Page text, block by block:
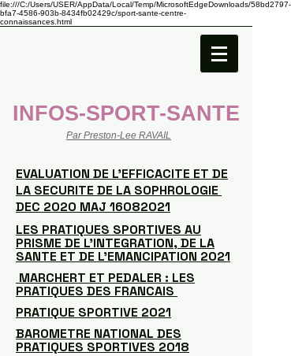
file:///C:/Users/USER/AppData/Local/Temp/MicrosoftEdgeDownloads/58bd2797-
bfa7-4586-903b-8434fb02429c/sport-sante-centre-
connaissances.html
INFOS-SPORT-SANTE
Par Preston-Lee RAVAIL
EVALUATION DE L'EFFICACITE ET DE
LA SECURITE DE LA SOPHROLOGIE
DEC 2020 MAJ 16082021
LES PRATIQUES SPORTIVES AU
PRISME DE L’INTEGRATION, DE LA
SANTE ET DE L’EMANCIPATION 2021
MARCHERT ET PEDALER : LES
PRATIQUES DES FRANCAIS
PRATIQUE SPORTIVE 2021
BAROMETRE NATIONAL DES
PRATIQUES SPORTIVES 2018